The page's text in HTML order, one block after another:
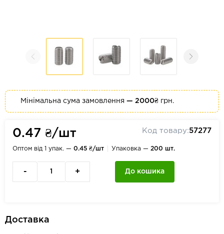
Мінімальна сума замовлення — 2000₴ грн.
0.47 ₴/шт Код товару:57277
Оптом від 1 упак. — 0.45 ₴/шт Упаковка — 200 шт.
- + До кошика
Доставка